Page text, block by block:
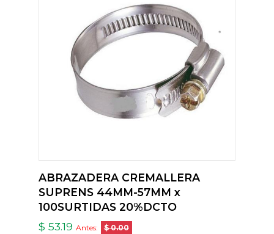
ABRAZADERA CREMALLERA
SUPRENS 44MM-57MM x
100SURTIDAS 20%DCTO
$ 53.19 Antes: $ 0.00